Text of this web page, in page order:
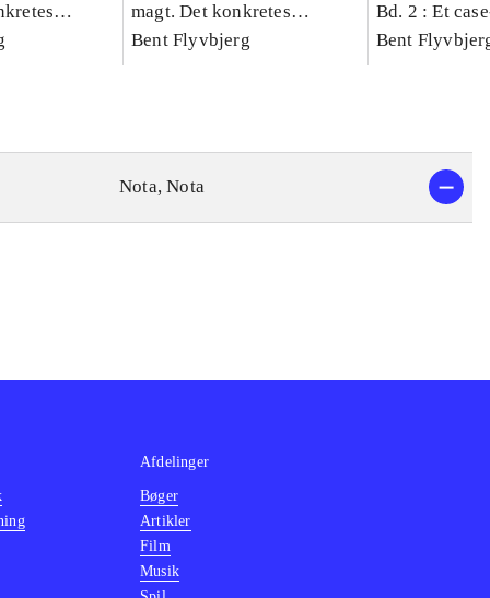
magt. Det konkretes
videnskab. Bind 1
Bent Flyvbjerg
Bd. 2 : Et
studie af
Bent
Nota, Nota
Afdelinger
Bøger
Artikler
Film
Musik